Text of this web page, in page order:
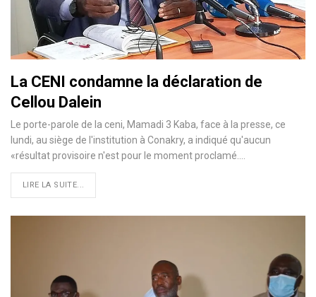
La CENI condamne la déclaration de
Cellou Dalein
Le porte-parole de la ceni, Mamadi 3 Kaba, face à la presse, ce
lundi, au siège de l'institution à Conakry, a indiqué qu'aucun
«résultat provisoire n'est pour le moment proclamé.
LIRE LA SUITE...